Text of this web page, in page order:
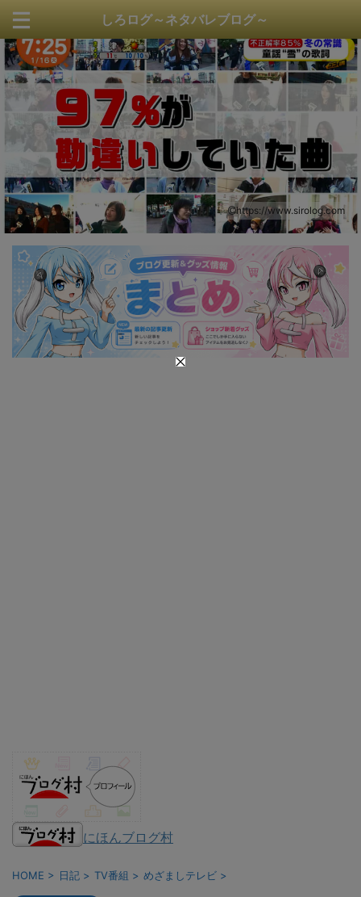
しろログ～ネタバレブログ～
https://www.sirolog.com
にほんブログ村
HOME > 日記 > TV番組 > めざましテレビ >